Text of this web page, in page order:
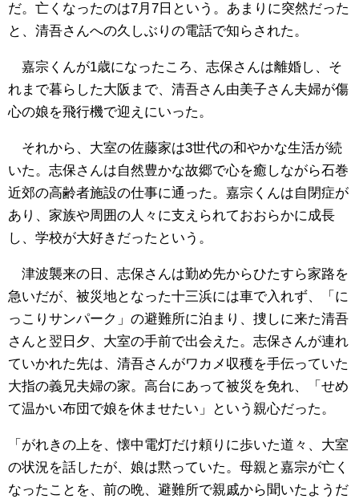
だ。亡くなったのは7月7日という。あまりに突然だった
と、清吾さんへの久しぶりの電話で知らされた。
嘉宗くんが1歳になったころ、志保さんは離婚し、そ
れまで暮らした大阪まで、清吾さん由美子さん夫婦が傷
心の娘を飛行機で迎えにいった。
それから、大室の佐藤家は3世代の和やかな生活が続
いた。志保さんは自然豊かな故郷で心を癒しながら石巻
近郊の高齢者施設の仕事に通った。嘉宗くんは自閉症が
あり、家族や周囲の人々に支えられておおらかに成長
し、学校が大好きだったという。
津波襲来の日、志保さんは勤め先からひたすら家路を
急いだが、被災地となった十三浜には車で入れず、「に
っこりサンパーク」の避難所に泊まり、捜しに来た清吾
さんと翌日夕、大室の手前で出会えた。志保さんが連れ
ていかれた先は、清吾さんがワカメ収穫を手伝っていた
大指の義兄夫婦の家。高台にあって被災を免れ、「せめ
て温かい布団で娘を休ませたい」という親心だった。
「がれきの上を、懐中電灯だけ頼りに歩いた道々、大室
の状況を話したが、娘は黙っていた。母親と嘉宗が亡く
なったことを、前の晩、避難所で親戚から聞いたようだ